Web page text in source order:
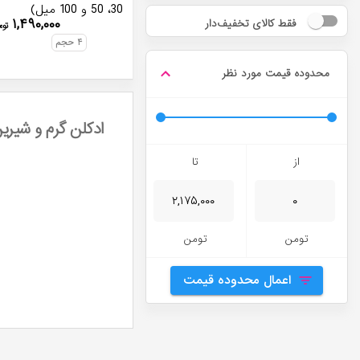
فقط کالای تخفیف‌دار
محدوده قیمت مورد نظر
از
تومن
تا
تومن
اعمال محدوده قیمت
30، 50 و 100 میل)
۱,۴۹۰,۰۰۰
۴ حجم
ادکلن گرم و